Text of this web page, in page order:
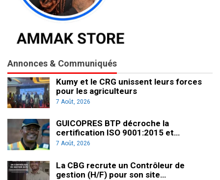
Annonces & Communiqués
Kumy et le CRG unissent leurs forces
pour les agriculteurs
7 Août, 2026
GUICOPRES BTP décroche la
certification ISO 9001:2015 et…
7 Août, 2026
La CBG recrute un Contrôleur de
gestion (H/F) pour son site…